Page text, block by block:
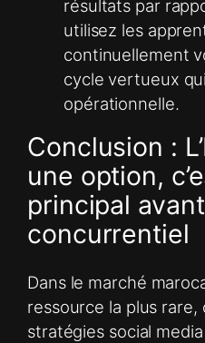
résultats par
utilisez les
continuellement
cycle vertueux
opérationnelle.
Conclusion :
une option,
principal
concurrentiel
Dans le marché
ressource la plus
stratégies social